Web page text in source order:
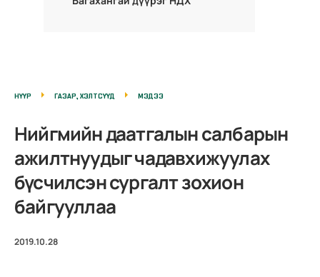
НҮҮР ГАЗАР, ХЭЛТСҮҮД МЭДЭЭ
Нийгмийн даатгалын салбарын
ажилтнуудыг чадавхижуулах
бүсчилсэн сургалт зохион
байгууллаа
2019.10.28